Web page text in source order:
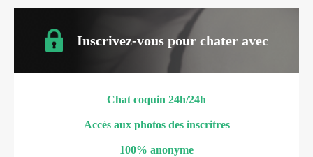
Inscrivez-vous pour chater avec
Chat coquin 24h/24h
Accès aux photos des inscritres
100% anonyme